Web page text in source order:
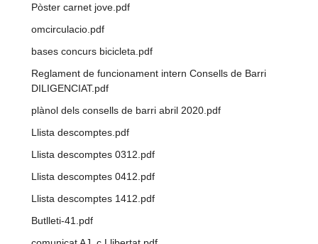
Pòster carnet jove.pdf
omcirculacio.pdf
bases concurs bicicleta.pdf
Reglament de funcionament intern Consells de Barri
DILIGENCIAT.pdf
plànol dels consells de barri abril 2020.pdf
Llista descomptes.pdf
Llista descomptes 0312.pdf
Llista descomptes 0412.pdf
Llista descomptes 1412.pdf
Butlleti-41.pdf